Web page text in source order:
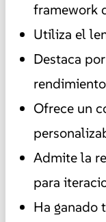
framework
Utiliza el
Destaca
Ofrece un
Admite la
para
Ha ganado